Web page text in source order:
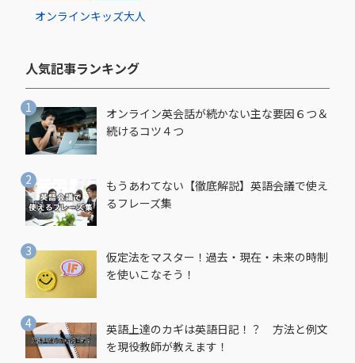
オンラインキッズ大人
人気記事ランキング​
オンライン英会話が続かない主な要因６つ＆
続けるコツ４つ
もうあわてない【徹底解説】英語会議で使え
るフレーズ集
仮定法をマスター！過去・現在・未来の時制
を使いこなそう！
英語上達のカギは英語日記！？ 方法と例文
を現役教師が教えます！